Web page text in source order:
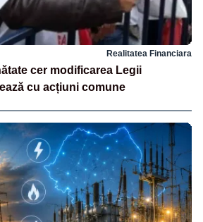
Realitatea Financiara
cer modificarea Legii
cu acțiuni comune